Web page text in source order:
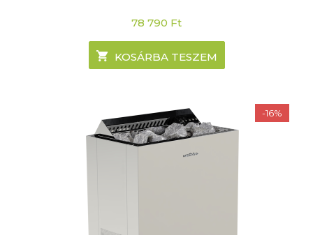
78 790 Ft
KOSÁRBA TESZEM
-16%